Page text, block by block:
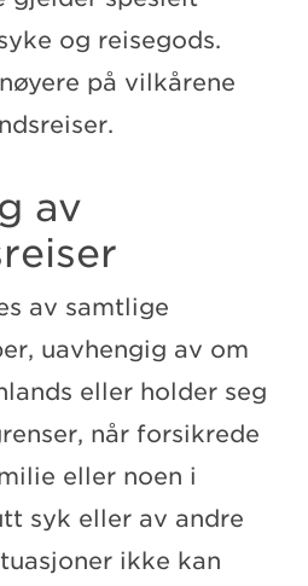
og reisegods.
på vilkårene
av
av samtlige
uavhengig av om
eller holder seg
når forsikrede
eller noen i
syk eller av andre
ikke kan